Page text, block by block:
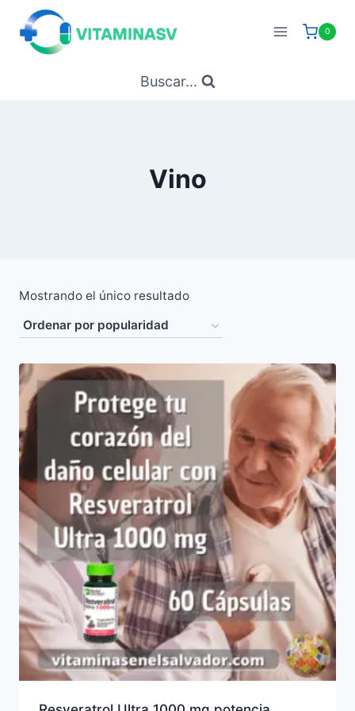
Saltar
contenido
0
Buscar...
Vino
Mostrando el único resultado